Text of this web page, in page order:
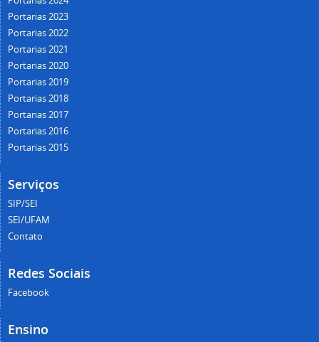
Portarias 2023
Portarias 2022
Portarias 2021
Portarias 2020
Portarias 2019
Portarias 2018
Portarias 2017
Portarias 2016
Portarias 2015
Serviços
SIP/SEI
SEI/UFAM
Contato
Redes Sociais
Facebook
Ensino